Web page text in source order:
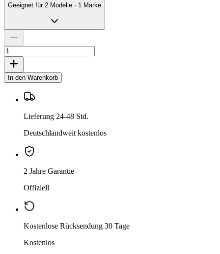
Geeignet für 2 Modelle · 1 Marke
In den Warenkorb
Lieferung 24-48 Std.
Deutschlandweit kostenlos
2 Jahre Garantie
Offiziell
Kostenlose Rücksendung 30 Tage
Kostenlos